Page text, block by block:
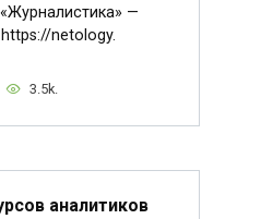
—
netology.
3.5k.
аналитиков